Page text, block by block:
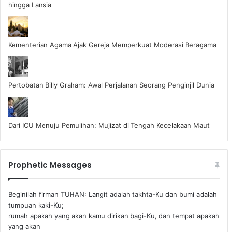
hingga Lansia
Kementerian Agama Ajak Gereja Memperkuat Moderasi Beragama
Pertobatan Billy Graham: Awal Perjalanan Seorang Penginjil Dunia
Dari ICU Menuju Pemulihan: Mujizat di Tengah Kecelakaan Maut
Prophetic Messages
Beginilah firman TUHAN: Langit adalah takhta-Ku dan bumi adalah
tumpuan kaki-Ku;
rumah apakah yang akan kamu dirikan bagi-Ku, dan tempat apakah
yang akan